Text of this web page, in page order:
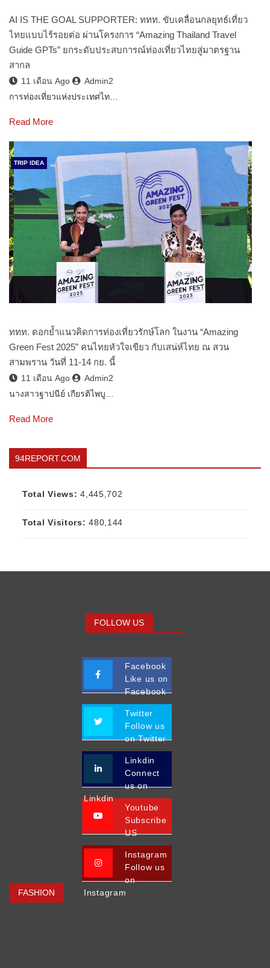
AI IS THE GOAL SUPPORTER: ททท. ขับเคลื่อนกลยุทธ์เที่ยว
ไทยแบบไร้รอยต่อ ผ่านโครงการ “Amazing Thailand Travel
Guide GPTs” ยกระดับประสบการณ์ท่องเที่ยวไทยสู่มาตรฐาน
สากล
11 เดือน Ago
Admin2
การท่องเที่ยวแห่งประเทศไท…
Read More
TRIP IDEA
ททท. ตอกย้ำแนวคิดการท่องเที่ยวรักษ์โลก ในงาน “Amazing
Green Fest 2025” คนไทยหัวใจเขียว กับเสน่ห์ไทย ณ สวน
สามพราน วันที่ 11-14 กย. นี้
11 เดือน Ago
Admin2
นางสาวฐาปนีย์ เกียรติไพบู…
Read More
94REPORT.COM
Total Views:4,445,702
Total Visitors:480,144
FASHION
FOLLOW US
Facebook
Like us on
Facebook
Twitter
Follow us
on Twitter
Linkdin
Connect
us on
Linkdin
Youtube
Subscribe
US
Instagram
Follow us
on
Instagram